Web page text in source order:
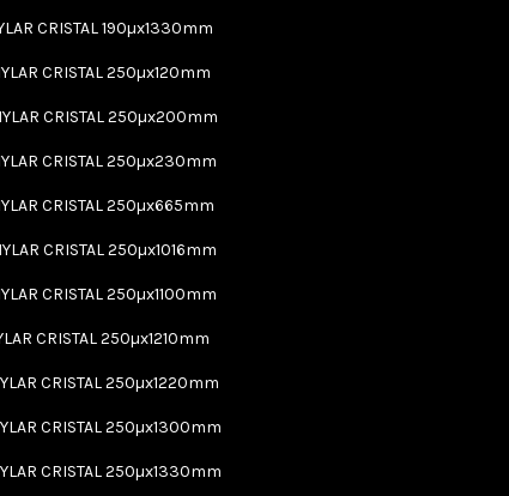
CRISTAL 190µx1330mm
CRISTAL 250µx120mm
CRISTAL 250µx200mm
CRISTAL 250µx230mm
CRISTAL 250µx665mm
CRISTAL 250µx1016mm
CRISTAL 250µx1100mm
CRISTAL 250µx1210mm
CRISTAL 250µx1220mm
CRISTAL 250µx1300mm
CRISTAL 250µx1330mm